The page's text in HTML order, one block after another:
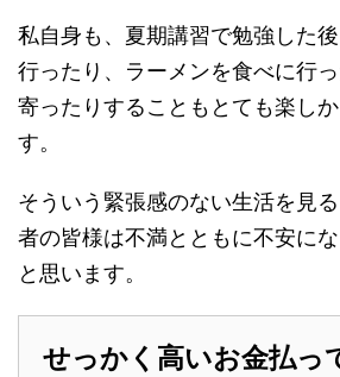
私自身も、夏期講習で勉強した
行ったり、ラーメンを食べに行
寄ったりすることもとても楽し
す。
そういう緊張感のない生活を見
者の皆様は不満とともに不安に
と思います。
せっかく高いお金払っ